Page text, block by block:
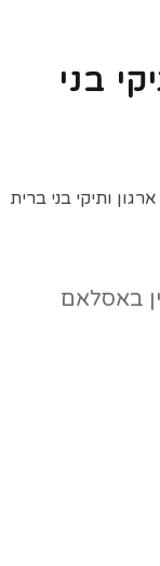
ותיקי בני ברית
בני
באסלאם